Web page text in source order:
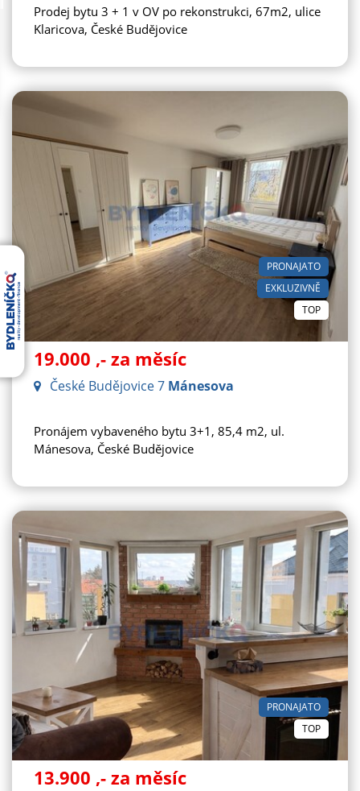
Prodej bytu 3 + 1 v OV po rekonstrukci, 67m2, ulice
Klaricova, České Budějovice
EXKLUZIVNĚ
PRONAJATO
TOP
19.000 ,- za měsíc
České Budějovice 7 Mánesova
Pronájem vybaveného bytu 3+1, 85,4 m2, ul.
Mánesova, České Budějovice
PRONAJATO
TOP
13.900 ,- za měsíc